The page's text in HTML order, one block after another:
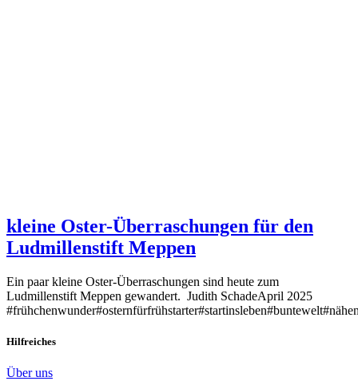
kleine Oster-Überraschungen für den
Ludmillenstift Meppen
Ein paar kleine Oster-Überraschungen sind heute zum
Ludmillenstift Meppen gewandert. Judith SchadeApril 2025
Hilfreiches
Über uns